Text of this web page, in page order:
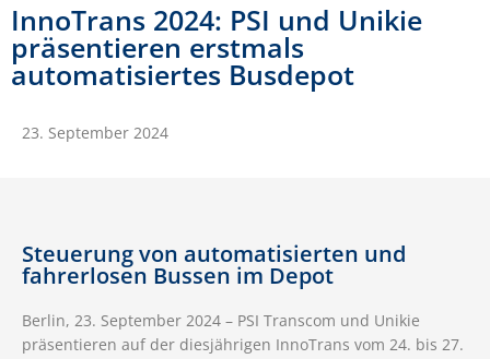
InnoTrans 2024: PSI und Unikie
präsentieren erstmals
automatisiertes Busdepot
23. September 2024
Steuerung von automatisierten und
fahrerlosen Bussen im Depot
Berlin, 23. September 2024 – PSI Transcom und Unikie
präsentieren auf der diesjährigen InnoTrans vom 24. bis 27.